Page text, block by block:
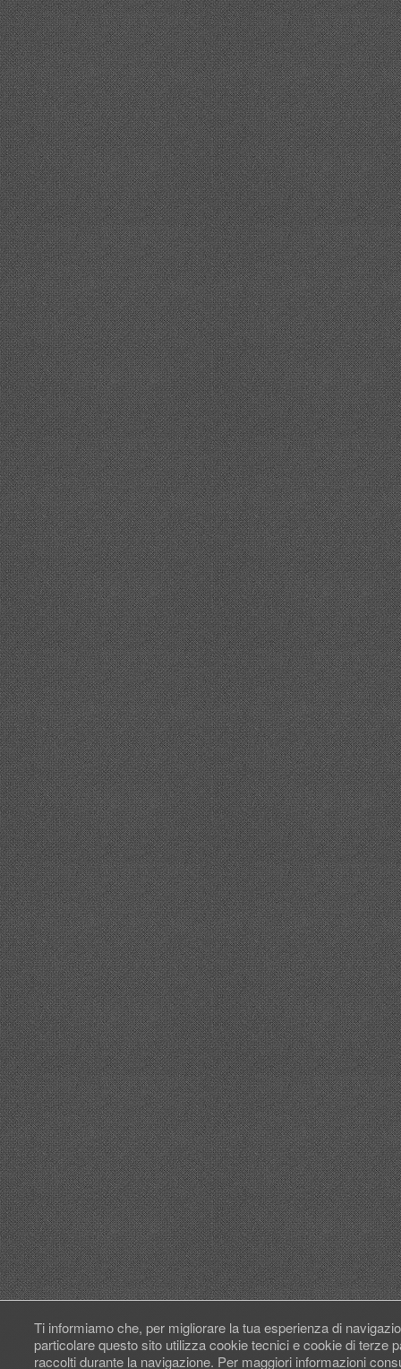
Ti informiamo che, per migliorare la tua esperienza di
particolare questo sito utilizza cookie tecnici e cookie di terze
raccolti durante la navigazione. Per maggiori informazioni